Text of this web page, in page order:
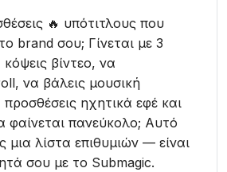
🔥 υπότιτλους που
brand σου; Γίνεται με 3
κόψεις βίντεο, να
να βάλεις μουσική
ηχητικά εφέ και
φαίνεται πανεύκολο; Αυτό
μια λίστα επιθυμιών — είναι
σου με το Submagic.